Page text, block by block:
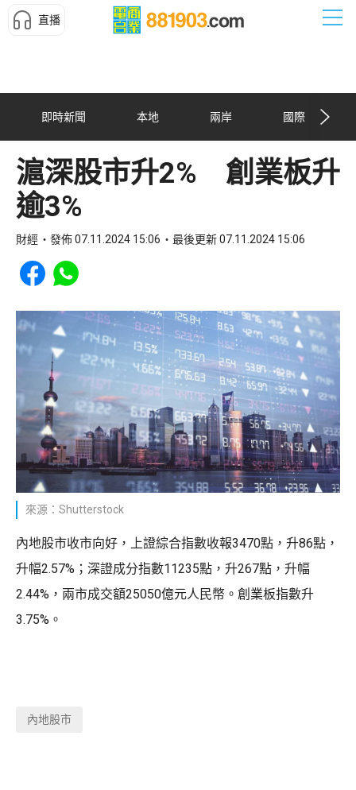
直播
即時新聞 本地 兩岸 國際
滬深股市升2% 創業板升
逾3%
財經 發佈 07.11.2024 15:06 最後更新 07.11.2024 15:06
Share to Facebook
Share to WhatsApp
來源：Shutterstock
內地股市收市向好，上證綜合指數收報3470點，升86點，
升幅2.57%；深證成分指數11235點，升267點，升幅
2.44%，兩市成交額25050億元人民幣。創業板指數升
3.75%。
內地股市